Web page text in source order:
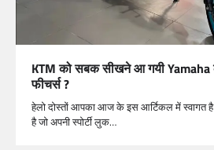
KTM को सबक सीखने आ गयी Yamaha
फीचर्स ?
हेलो दोस्तों आपका आज के इस आर्टिकल में स्वागत है
है जो अपनी स्पोर्टी लुक…